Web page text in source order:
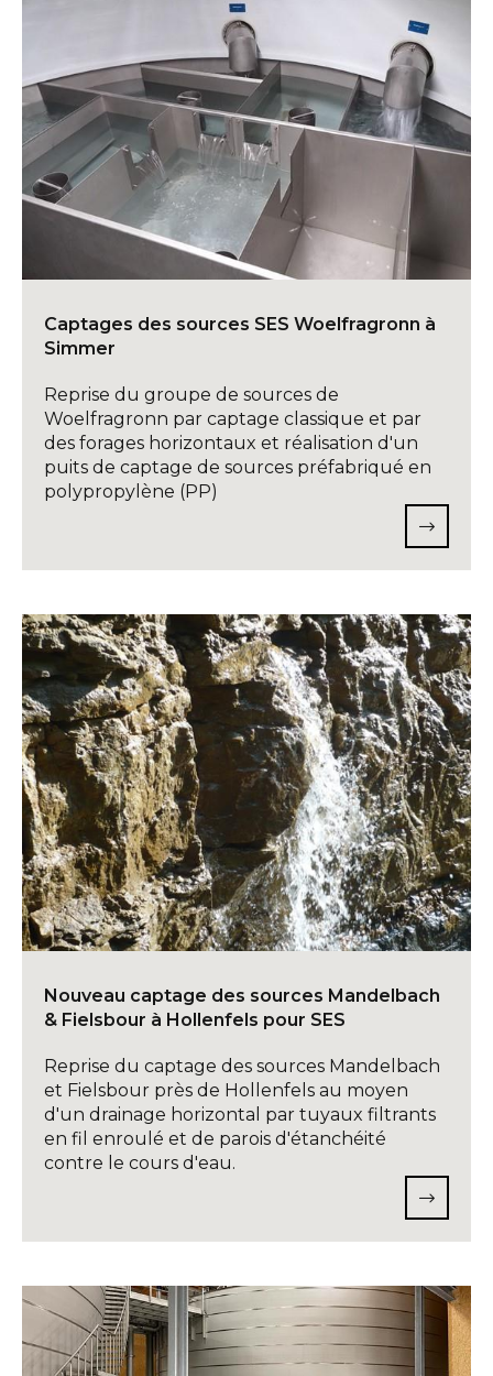
Captages des sources SES Woelfragronn à
Simmer
Reprise du groupe de sources de
Woelfragronn par captage classique et par
des forages horizontaux et réalisation d'un
puits de captage de sources préfabriqué en
polypropylène (PP)
Nouveau captage des sources Mandelbach
& Fielsbour à Hollenfels pour SES
Reprise du captage des sources Mandelbach
et Fielsbour près de Hollenfels au moyen
d'un drainage horizontal par tuyaux filtrants
en fil enroulé et de parois d'étanchéité
contre le cours d'eau.